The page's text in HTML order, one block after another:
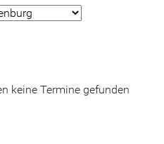
keine Termine gefunden